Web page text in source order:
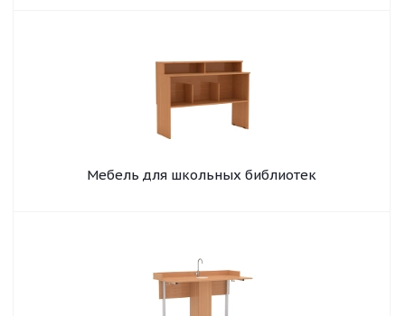
Мебель для школьных библиотек